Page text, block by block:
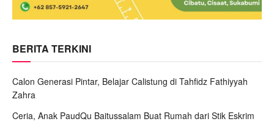
BERITA TERKINI
Calon Generasi Pintar, Belajar Calistung di Tahfidz Fathiyyah
Zahra
Ceria, Anak PaudQu Baitussalam Buat Rumah dari Stik Eskrim